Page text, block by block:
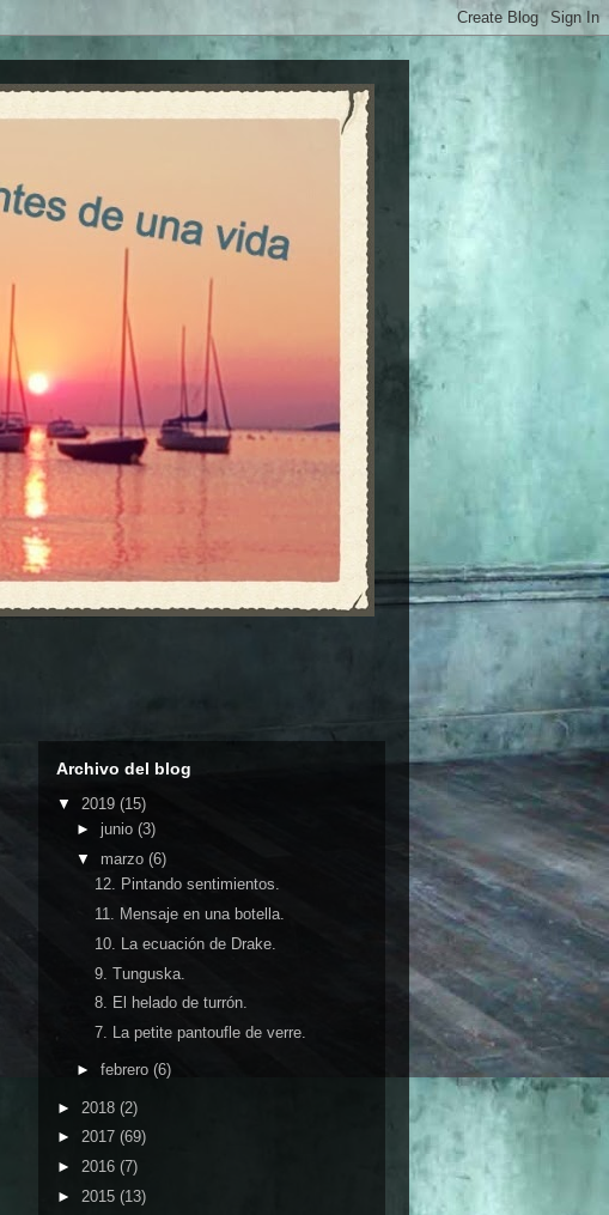
Archivo del blog
▼ 2019 (15)
► junio (3)
▼ marzo (6)
12. Pintando sentimientos.
11. Mensaje en una botella.
10. La ecuación de Drake.
9. Tunguska.
8. El helado de turrón.
7. La petite pantoufle de verre.
► febrero (6)
► 2018 (2)
► 2017 (69)
► 2016 (7)
► 2015 (13)